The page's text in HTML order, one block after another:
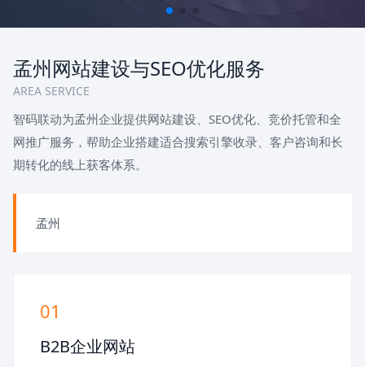
孟州网站建设与SEO优化服务
AREA SERVICE
智码联动为孟州企业提供网站建设、SEO优化、竞价托管和全
网推广服务，帮助企业搭建适合搜索引擎收录、客户咨询和长
期转化的线上获客体系。
孟州
01
B2B企业网站